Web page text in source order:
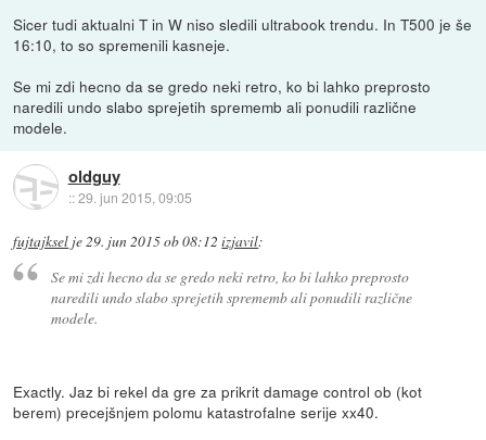
Sicer tudi aktualni T in W niso sledili ultrabook trendu. In T500 je še
16:10, to so spremenili kasneje.
Se mi zdi hecno da se gredo neki retro, ko bi lahko preprosto
naredili undo slabo sprejetih sprememb ali ponudili različne
modele.
oldguy
::29. jun 2015, 09:05
fujtajksel je 29. jun 2015 ob 08:12 izjavil:
Se mi zdi hecno da se gredo neki retro, ko bi lahko preprosto
naredili undo slabo sprejetih sprememb ali ponudili različne
modele.
Exactly. Jaz bi rekel da gre za prikrit damage control ob (kot
berem) precejšnjem polomu katastrofalne serije xx40.